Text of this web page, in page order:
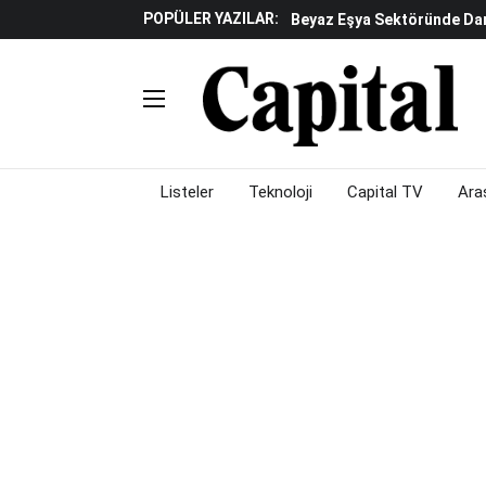
POPÜLER YAZILAR:
Döviz Ve Altın Güne Nasıl
Küresel Piyasalarda
Piyasalarda Gün Ortası:
Listeler Teknoloji Capital TV